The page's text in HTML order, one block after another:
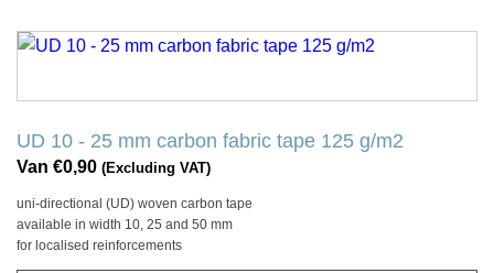
productpagina
UD 10 - 25 mm carbon fabric tape 125 g/m2
Van €0,90 (Excluding VAT)
uni-directional (UD) woven carbon tape
available in width 10, 25 and 50 mm
for localised reinforcements
Dit
heeft
variaties.
optie
kan